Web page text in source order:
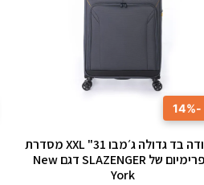
-14%
מזוודה בד גדולה ג׳מבו 31" XXL מסדרת
הפרימיום של SLAZENGER דגם New
York